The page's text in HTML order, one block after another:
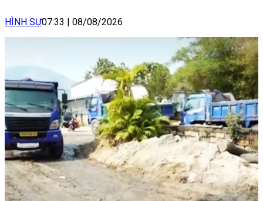
HÌNH SỰ07:33 | 08/08/2026